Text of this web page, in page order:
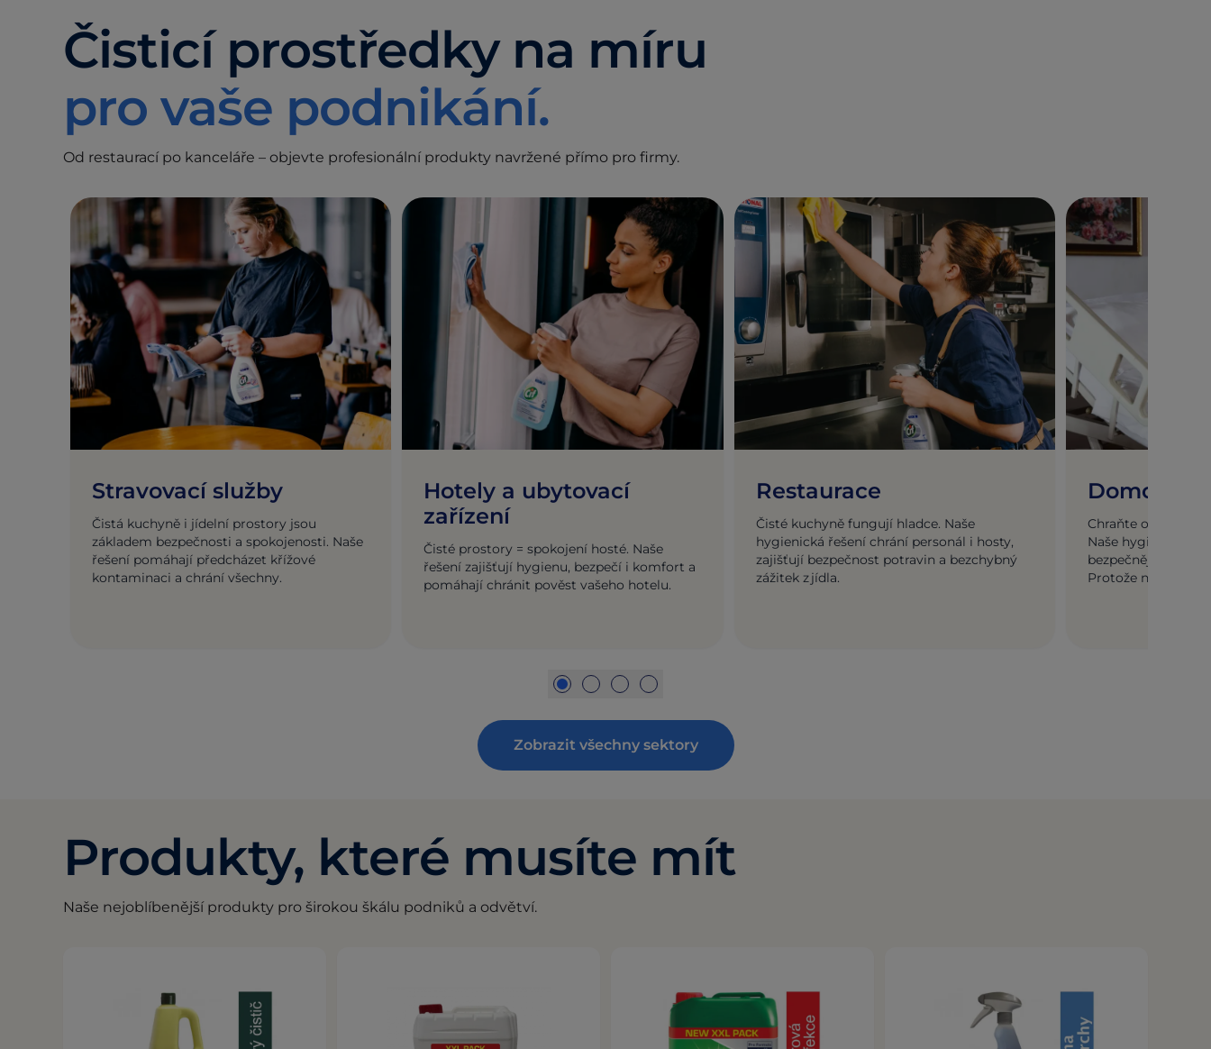
Čisticí prostředky na míru
pro vaše podnikání.
Od restaurací po kanceláře – objevte profesionální produkty navržené přímo pro firmy.
Stravovací služby
Čistá kuchyně i jídelní prostory jsou
základem bezpečnosti a spokojenosti. Naše
řešení pomáhají předcházet křížové
kontaminaci a chrání všechny.
Hotely a ubytovací
zařízení
Čisté prostory = spokojení hosté. Naše
řešení zajišťují hygienu, bezpečí i komfort a
pomáhají chránit pověst vašeho hotelu.
Restaurace
Čisté kuchyně fungují hladce. Naše
hygienická řešení chrání personál i hosty,
zajišťují bezpečnost potravin a bezchybný
zážitek z jídla.
Domovy
Chraňte
Naše hygienická
bezpečnější a
Protože na
Zobrazit všechny sektory
Produkty, které musíte mít
Naše nejoblíbenější produkty pro širokou škálu podniků a odvětví.